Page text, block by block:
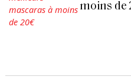
moins de